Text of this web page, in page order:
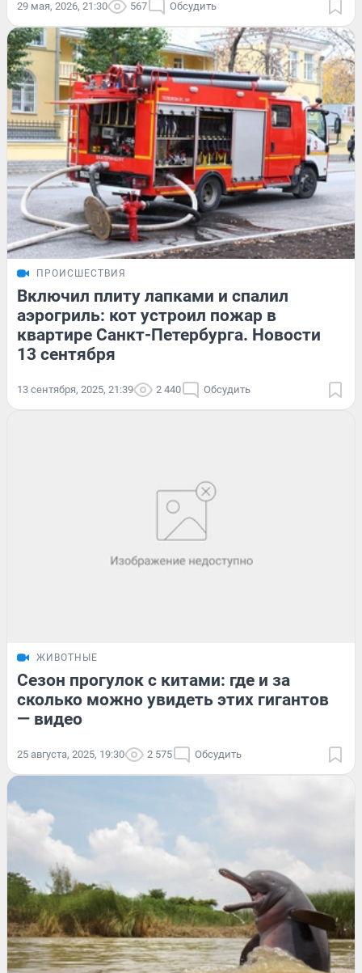
29 мая, 2026, 21:30 567 Обсудить
ПРОИСШЕСТВИЯ
Включил плиту лапками и спалил
аэрогриль: кот устроил пожар в
квартире Санкт-Петербурга. Новости
13 сентября
13 сентября, 2025, 21:39 2 440 Обсудить
ЖИВОТНЫЕ
Сезон прогулок с китами: где и за
сколько можно увидеть этих гигантов
— видео
25 августа, 2025, 19:30 2 575 Обсудить